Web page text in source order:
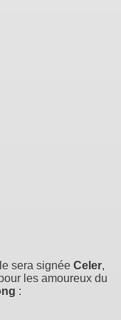
sera signée Celer,
les amoureux du
: